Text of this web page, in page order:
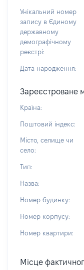
Унікальний номер
запису в Єдиному
державному
демографічному
реєстрі:
Дата народження:
Зареєстроване
Країна:
Поштовий індекс:
Місто, селище чи
село:
Тип:
Назва:
Номер будинку:
Номер корпусу:
Номер квартири:
Місце